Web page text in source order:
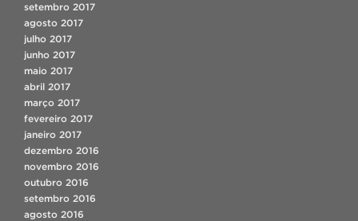
setembro 2017
agosto 2017
julho 2017
junho 2017
maio 2017
abril 2017
março 2017
fevereiro 2017
janeiro 2017
dezembro 2016
novembro 2016
outubro 2016
setembro 2016
agosto 2016